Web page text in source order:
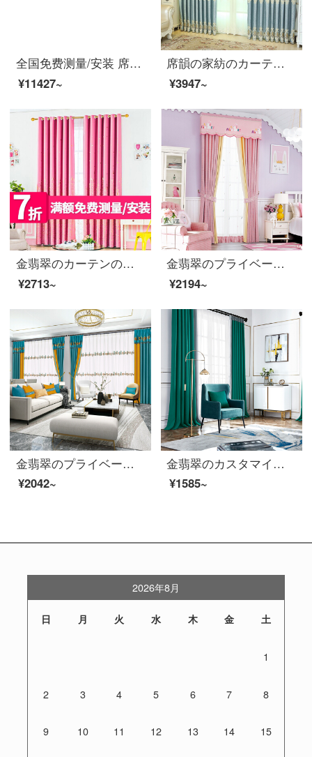
全国免费测量/安装 席韵家纺 窗帘 成品窗帘隔热防晒遮光 定制加厚落地仿亚麻素色客厅卧室窗帘布 1500尊享特权:下单立抵1600再送豪礼 定做宽1米*高2.7米单价（四爪钩）可改高
¥11427~
席韻の家紡のカーテンヨーロッパ式の客間の寝室の半分は遮光して刺繍のカーテンの窓の紗を使って、同じ種類の窓のカーテンをカスタマイズして広く1メートル*高さの2.7メートルの単価(ナノリング)を注文して高くなることができます。
¥3947~
金翡翠のカーテンの子供部屋の王女部屋の寝室の高遮光フリーホールのカーテン地中海城の完成品の断熱式の日よけカーテンのカスタマイズピンクの幅4.0メートル*高さ2.7メートル（穴開け式の舗装がいっぱい）
¥2713~
金翡翠のプライベートオーダーメイド子供の部屋のカーテンカートンの子供の部屋のカーテンの多色の寝室の日よけの古典的な漫画のカーテン-G 24シリーズG 24-1(布)のチェーン式の1メートル幅のカスタマイズ単価
¥2194~
金翡翠のプライベートオーダーメイド製品北欧風シンプルなシルクのカーテンの窓紗多色リビングルームの日焼け止め遮光カーテン-G 42シリーズG 42-1(布)フック式1メートル幅オーダーメイド単価
¥2042~
金翡翠のカスタマイズ済み北欧風真綿のカーテン-G 16シリーズのベランダの多色のリビングルームの遮光防熱カーテンはあなたに同じ家G 16-13(紗)のフック式の1メートル幅のオーダーメイド単価をあげます。
¥1585~
2026年8月
日 月 火 水 木 金 土
1
2 3 4 5 6 7 8
9 10 11 12 13 14 15